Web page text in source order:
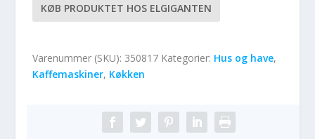
KØB PRODUKTET HOS ELGIGANTEN
Varenummer (SKU): 350817 Kategorier: Hus og have,
Kaffemaskiner, Køkken